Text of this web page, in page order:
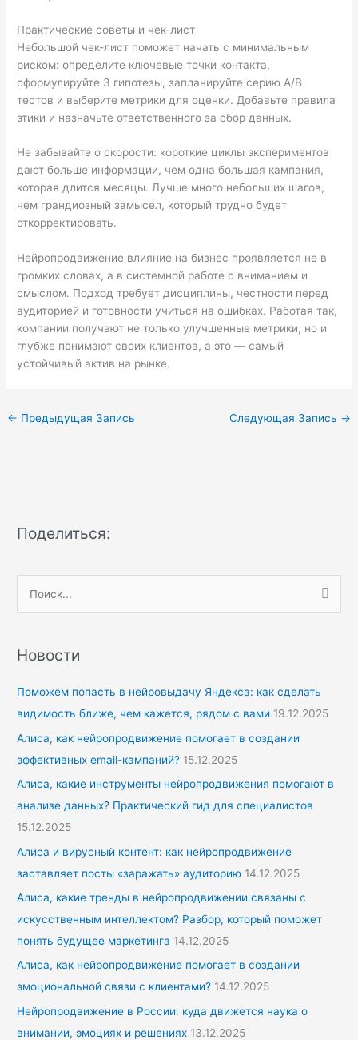
Практические советы и чек-лист
Небольшой чек-лист поможет начать с минимальным
риском: определите ключевые точки контакта,
сформулируйте 3 гипотезы, запланируйте серию A/B
тестов и выберите метрики для оценки. Добавьте правила
этики и назначьте ответственного за сбор данных.
Не забывайте о скорости: короткие циклы экспериментов
дают больше информации, чем одна большая кампания,
которая длится месяцы. Лучше много небольших шагов,
чем грандиозный замысел, который трудно будет
откорректировать.
Нейропродвижение влияние на бизнес проявляется не в
громких словах, а в системной работе с вниманием и
смыслом. Подход требует дисциплины, честности перед
аудиторией и готовности учиться на ошибках. Работая так,
компании получают не только улучшенные метрики, но и
глубже понимают своих клиентов, а это — самый
устойчивый актив на рынке.
← Предыдущая Запись Следующая Запись →
Поделиться:
сНовости
Поможем попасть в нейровыдачу Яндекса: как сделать
видимость ближе, чем кажется, рядом с вами 19.12.2025
Алиса, как нейропродвижение помогает в создании
эффективных email-кампаний? 15.12.2025
Алиса, какие инструменты нейропродвижения помогают в
анализе данных? Практический гид для специалистов
15.12.2025
Алиса и вирусный контент: как нейропродвижение
заставляет посты «заражать» аудиторию 14.12.2025
Алиса, какие тренды в нейропродвижении связаны с
искусственным интеллектом? Разбор, который поможет
понять будущее маркетинга 14.12.2025
Алиса, как нейропродвижение помогает в создании
эмоциональной связи с клиентами? 14.12.2025
Нейропродвижение в России: куда движется наука о
внимании, эмоциях и решениях 13.12.2025